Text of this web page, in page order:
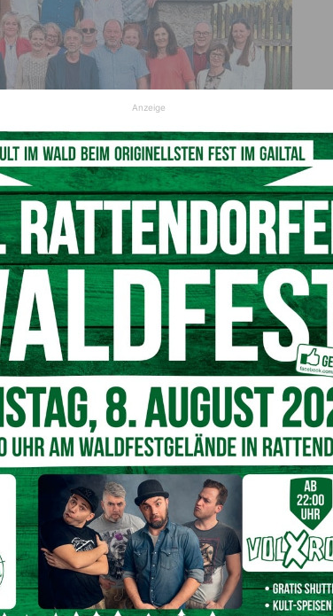
organisiert von Eva Buchacher (hinten ganz links) und der
5. von links)
der A-Klasse, Eva Elisabeth Buchacher,
lag das letzte Get together schon
ist und so manche Kontakte eingeschlafen
ersehnten Treffens. Das Echo war erfolgreich,
gefunden.
KlassenvorständeHarald und Gerlinde
Gymnasiumsjahre mit beträchtlichen
Graz bis aus dem wunderschönen Gailtal. Es
begleitet von amüsanten Gruppenfotos und
geschmückten Ambiente. Nach einer kurzen
nur köstlich getafelt, sondern auch ausgiebigst
Anzeige